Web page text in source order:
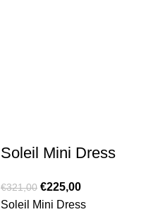
Soleil Mini Dress
€321,00 €225,00
Soleil Mini Dress